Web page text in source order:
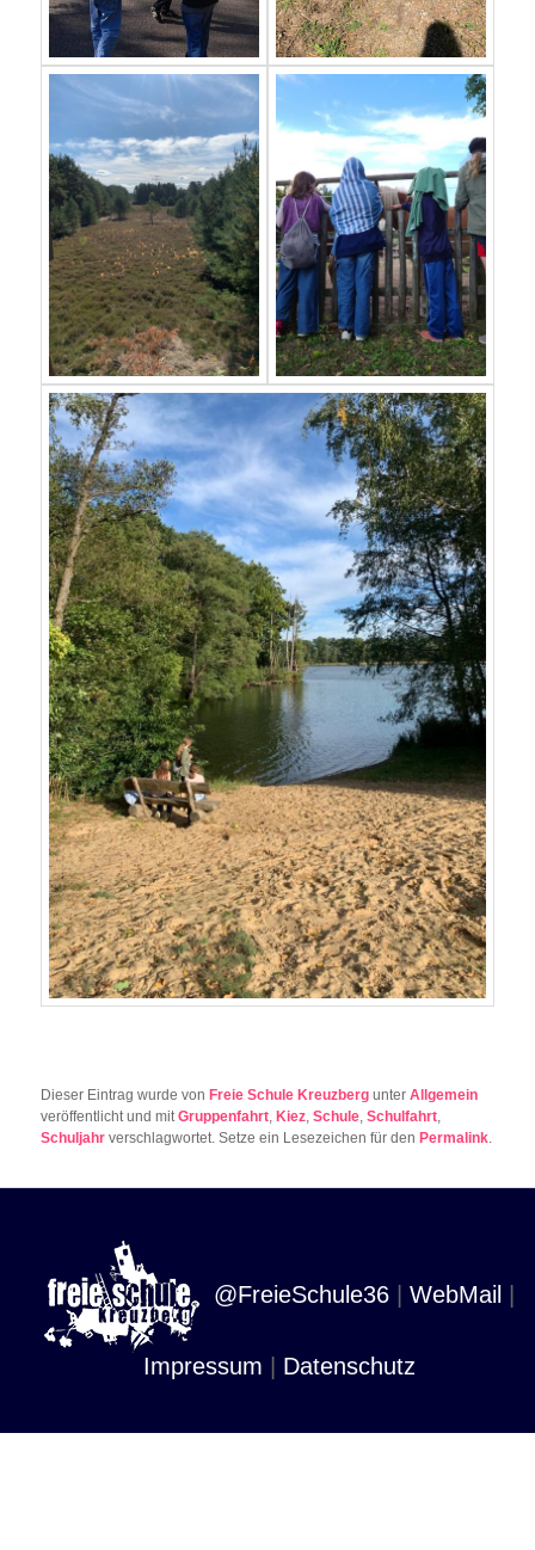
Dieser Eintrag wurde vonFreie Schule Kreuzberg unterAllgemein
veröffentlicht und mitGruppenfahrt ,Kiez ,Schule ,Schulfahrt
Schuljahr verschlagwortet. Setze ein Lesezeichen für denPermalink
@FreieSchule36 WebMail
Impressum Datenschutz